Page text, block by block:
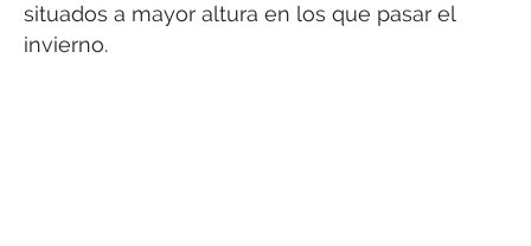
situados a mayor altura en los que pasar el
invierno.